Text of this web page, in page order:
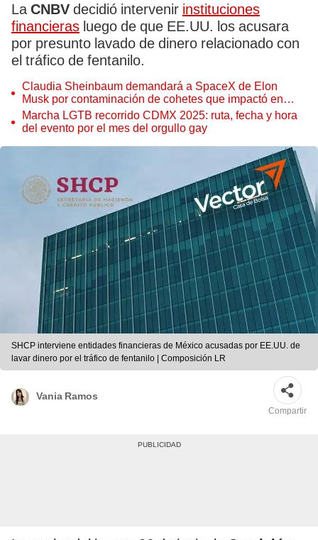
La CNBV decidió intervenir instituciones
financieras luego de que EE.UU. los acusara
por presunto lavado de dinero relacionado con
el tráfico de fentanilo.
Claudia Sheinbaum demandará a SpaceX de Elon
Musk por contaminación de cohetes que impactó en
Tamaulipas
Marcha LGTB recorrido CDMX 2025: ruta, fecha y hora
del evento por el mes del orgullo gay
SHCP interviene entidades financieras de México acusadas por EE.UU. de
lavar dinero por el tráfico de fentanilo | Composición LR
Vania Ramos
Compartir